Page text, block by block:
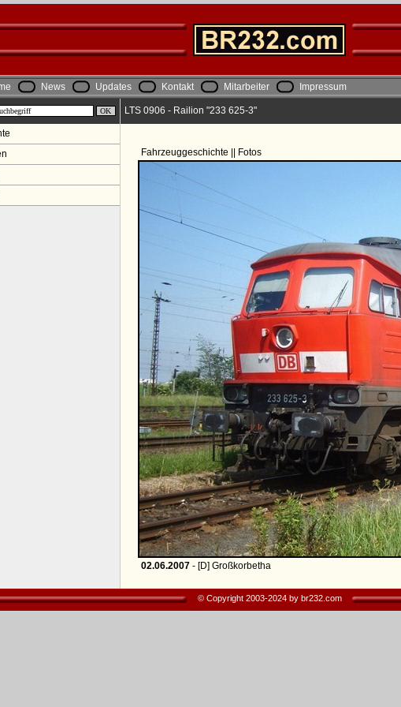
News Updates Kontakt Mitarbeiter Impressum
LTS 0906 - Railion "233 625-3"
Fahrzeuggeschichte || Fotos
02.06.2007 - [D] Großkorbetha
© Copyright 2003-2024 by br232.com